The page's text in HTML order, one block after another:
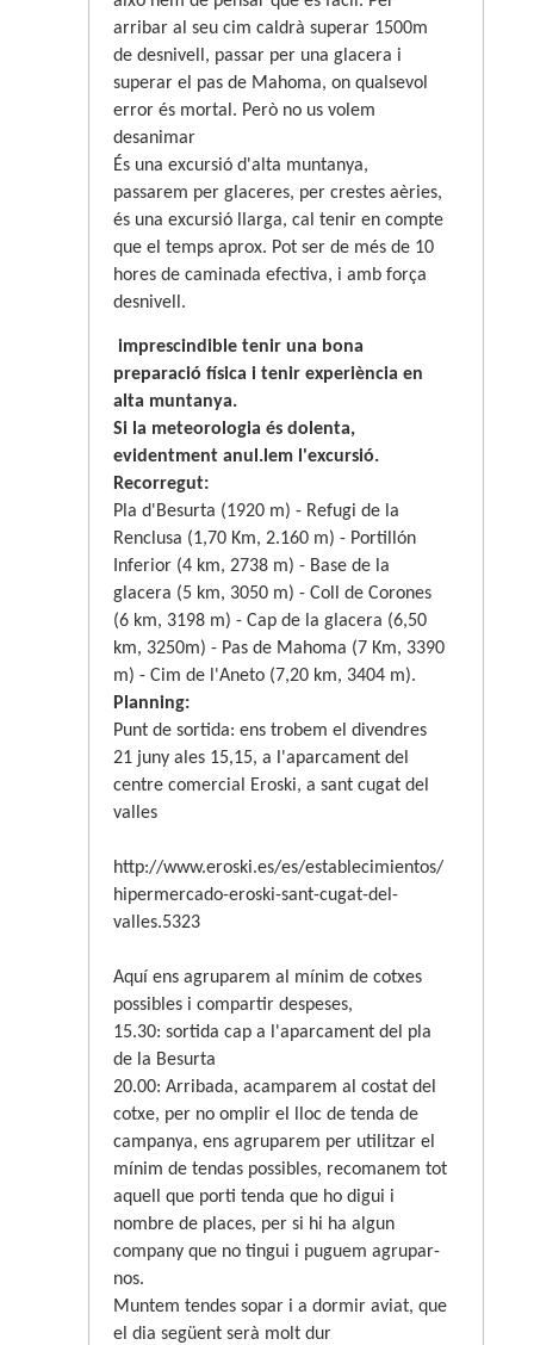
arribar al seu cim caldrà superar 1500m
de desnivell, passar per una glacera i
superar el pas de Mahoma, on qualsevol
error és mortal. Però no us volem
desanimar
És una excursió d'alta muntanya,
passarem per glaceres, per crestes aèries,
és una excursió llarga, cal tenir en compte
que el temps aprox. Pot ser de més de 10
hores de caminada efectiva, i amb força
desnivell.
imprescindible tenir una bona
preparació física i tenir experiència en
alta muntanya.
Si la meteorologia és dolenta,
evidentment anul.lem l'excursió.
Recorregut:
Pla d'Besurta (1920 m) - Refugi de la
Renclusa (1,70 Km, 2.160 m) - Portillón
Inferior (4 km, 2738 m) - Base de la
glacera (5 km, 3050 m) - Coll de Corones
(6 km, 3198 m) - Cap de la glacera (6,50
km, 3250m) - Pas de Mahoma (7 Km, 3390
m) - Cim de l'Aneto (7,20 km, 3404 m).
Planning:
Punt de sortida: ens trobem el divendres
21 juny ales 15,15, a l'aparcament del
centre comercial Eroski, a sant cugat del
valles
http://www.eroski.es/es/establecimientos/
hipermercado-eroski-sant-cugat-del-
valles.5323
Aquí ens agruparem al mínim de cotxes
possibles i compartir despeses,
15.30: sortida cap a l'aparcament del pla
de la Besurta
20.00: Arribada, acamparem al costat del
cotxe, per no omplir el lloc de tenda de
campanya, ens agruparem per utilitzar el
mínim de tendas possibles, recomanem tot
aquell que porti tenda que ho digui i
nombre de places, per si hi ha algun
company que no tingui i puguem agrupar-
nos.
Muntem tendes sopar i a dormir aviat, que
el dia següent serà molt dur